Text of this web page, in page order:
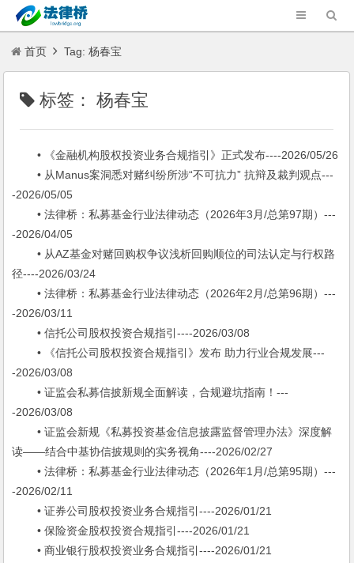
首页 Tag: 杨春宝
标签：杨春宝
• 《金融机构股权投资业务合规指引》正式发布----2026/05/26
• 从Manus案洞悉对赌纠纷所涉“不可抗力” 抗辩及裁判观点---
-2026/05/05
• 法律桥：私募基金行业法律动态（2026年3月/总第97期）---
-2026/04/05
• 从AZ基金对赌回购权争议浅析回购顺位的司法认定与行权路
径----2026/03/24
• 法律桥：私募基金行业法律动态（2026年2月/总第96期）---
-2026/03/11
• 信托公司股权投资合规指引----2026/03/08
• 《信托公司股权投资合规指引》发布 助力行业合规发展---
-2026/03/08
• 证监会私募信披新规全面解读，合规避坑指南！---
-2026/03/08
• 证监会新规《私募投资基金信息披露监督管理办法》深度解
读——结合中基协信披规则的实务视角----2026/02/27
• 法律桥：私募基金行业法律动态（2026年1月/总第95期）---
-2026/02/11
• 证券公司股权投资业务合规指引----2026/01/21
• 保险资金股权投资合规指引----2026/01/21
• 商业银行股权投资业务合规指引----2026/01/21